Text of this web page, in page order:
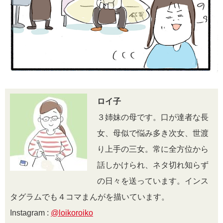
ロイ子
３姉妹の母です。口が達者な長
女、母似で悩み多き次女、世渡
り上手の三女。常に全方位から
話しかけられ、ネタ切れ知らず
の日々を送っています。インス
タグラムでも４コマまんがを描いています。
Instagram : @loikoroiko